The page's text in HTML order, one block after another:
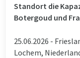
Standort die
Botergoud und
25.06.2026 -
Lochem,